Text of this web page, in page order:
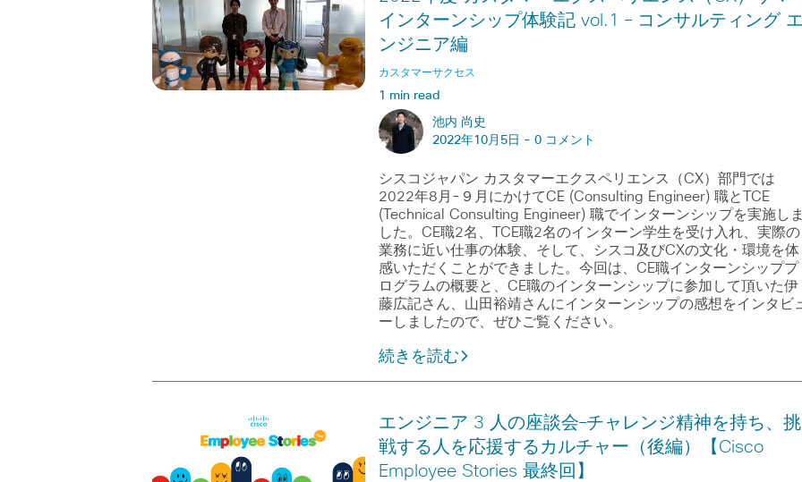
インターンシップ体験記 vol.1 – コンサルティング エ
ンジニア編
カスタマーサクセス
1 min read
池内 尚史
2022年10月5日 - 0 コメント
シスコジャパン カスタマーエクスペリエンス（CX）部門では
2022年8月-９月にかけてCE (Consulting Engineer) 職とTCE
(Technical Consulting Engineer) 職でインターンシップを実施しま
した。CE職2名、TCE職2名のインターン学生を受け入れ、実際の
業務に近い仕事の体験、そして、シスコ及びCXの文化・環境を体
感いただくことができました。今回は、CE職インターンシッププ
ログラムの概要と、CE職のインターンシップに参加して頂いた伊
藤広記さん、山田裕靖さんにインターンシップの感想をインタビ
ーしましたので、ぜひご覧ください。
続きを読む
エンジニア 3 人の座談会―チャレンジ精神を持ち、挑
戦する人を応援するカルチャー（後編）【Cisco
Employee Stories 最終回】